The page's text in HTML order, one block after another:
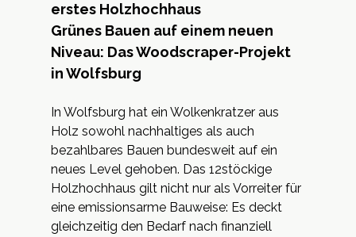
erstes Holzhochhaus
Grünes Bauen auf einem neuen
Niveau: Das Woodscraper-Projekt
in Wolfsburg
In Wolfsburg hat ein Wolkenkratzer aus
Holz sowohl nachhaltiges als auch
bezahlbares Bauen bundesweit auf ein
neues Level gehoben. Das 12stöckige
Holzhochhaus gilt nicht nur als Vorreiter für
eine emissionsarme Bauweise: Es deckt
gleichzeitig den Bedarf nach finanziell